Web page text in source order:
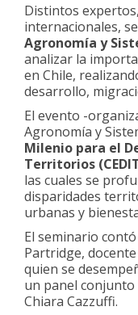
Distintos
internacionales,
Agronomía y
analizar la
en Chile,
desarrollo,
El evento -
Agronomía y
Milenio para el
Territorios
las cuales se
disparidades
urbanas y
El seminario
Partridge,
quien se
un panel conjunto
Chiara Cazzuffi.